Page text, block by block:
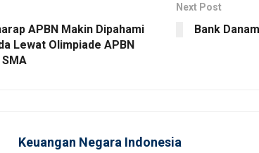
APBN Makin Dipahami
Lewat Olimpiade APBN
Next Post
Bank
Keuangan Negara Indonesia